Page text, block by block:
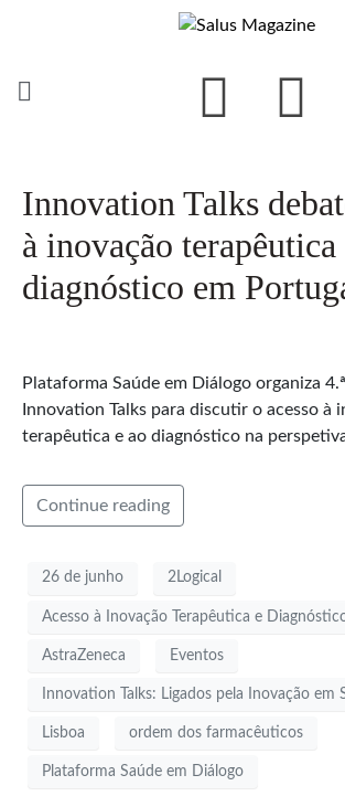
Innovation Talks
à inovação terapêutica
diagnóstico em
Plataforma Saúde em Diálogo organiza
Innovation Talks para discutir o acesso à
terapêutica e ao diagnóstico na
Continue reading
26 de junho 2Logical
Acesso à Inovação Terapêutica e
AstraZeneca Eventos
Innovation Talks: Ligados pela Inovação em
Lisboa ordem dos farmacêuticos
Plataforma Saúde em Diálogo